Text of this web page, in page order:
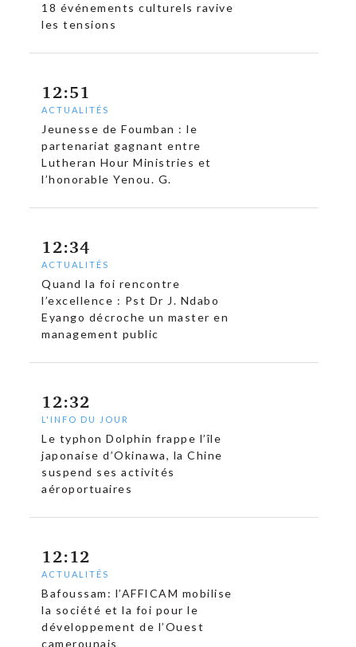
18 événements culturels ravive
les tensions
12:51
ACTUALITÉS
Jeunesse de Foumban : le
partenariat gagnant entre
Lutheran Hour Ministries et
l’honorable Yenou. G.
12:34
ACTUALITÉS
Quand la foi rencontre
l’excellence : Pst Dr J. Ndabo
Eyango décroche un master en
management public
12:32
L'INFO DU JOUR
Le typhon Dolphin frappe l’île
japonaise d’Okinawa, la Chine
suspend ses activités
aéroportuaires
12:12
ACTUALITÉS
Bafoussam: l’AFFICAM mobilise
la société et la foi pour le
développement de l’Ouest
camerounais